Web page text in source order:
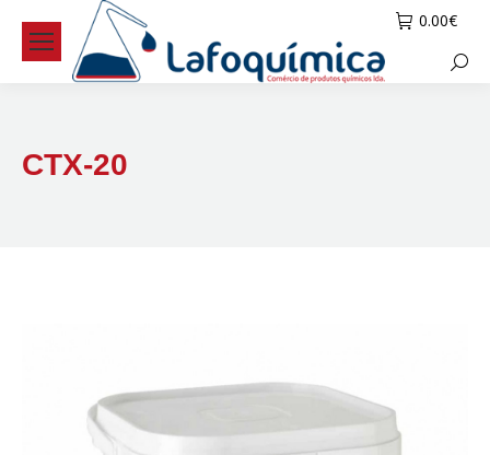
0.00€
CTX-20